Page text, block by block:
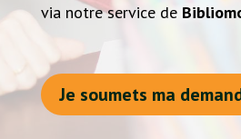
via notre service de
Je soumets ma